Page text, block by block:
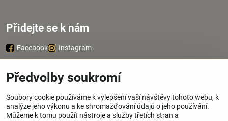
Přidejte se k nám
Facebook Instagram
Zavoláme Vám zpátky
Váš telefon*
Předvolby soukromí
Soubory cookie používáme k vylepšení vaší návštěvy tohoto webu, k
analýze jeho výkonu a ke shromažďování údajů o jeho používání.
Můžeme k tomu použít nástroje a služby třetích stran a